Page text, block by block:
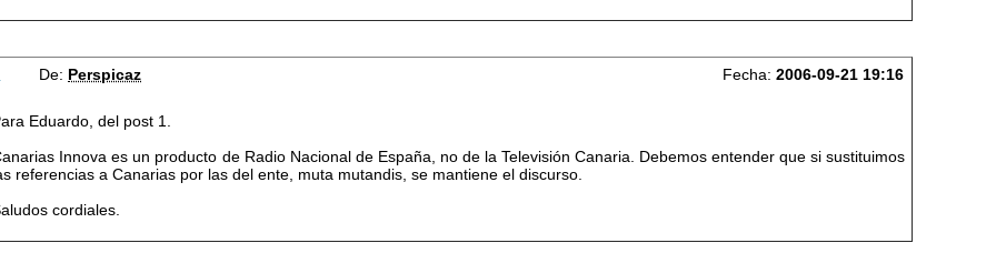
De: Perspicaz Fecha:2006-09-21 19:16
Eduardo, del post 1.
Innova es un producto de Radio Nacional de España, no de la Televisión Canaria. Debemos entender que si sustituimos
referencias a Canarias por las del ente, muta mutandis, se mantiene el discurso.
cordiales.